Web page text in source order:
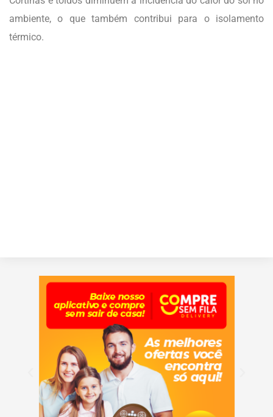
ambiente, o que também contribui para o isolamento
térmico.